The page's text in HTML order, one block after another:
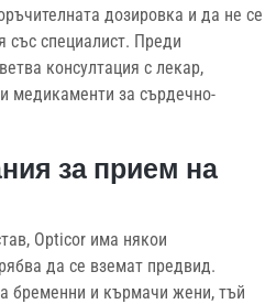
дозировка и да не се
със специалист. Преди
консултация с лекар,
медикаменти за сърдечно-
за прием на
Opticor има някои
да се вземат предвид.
бременни и кърмачи жени, тъй